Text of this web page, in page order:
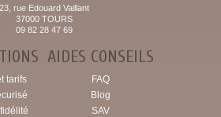
23, rue Edouard Vaillant
37000 TOURS
09 82 28 47 69
tarifs
AIDES CONSEILS
FAQ
Blog
SAV